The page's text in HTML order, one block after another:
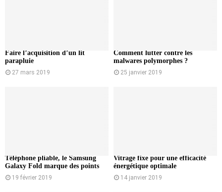
Faire l’acquisition d’un lit
parapluie
27 mars 2019
Comment lutter contre les
malwares polymorphes ?
25 janvier 2019
Téléphone pliable, le Samsung
Galaxy Fold marque des points
19 février 2019
Vitrage fixe pour une efficacité
énergétique optimale
14 janvier 2019